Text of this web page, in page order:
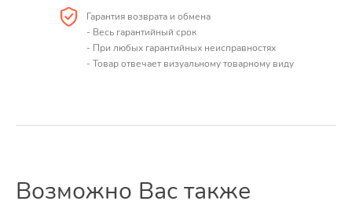
Гарантия возврата и обмена
- Весь гарантийный срок
- При любых гарантийных неисправностях
- Товар отвечает визуальному товарному виду
Возможно Вас также